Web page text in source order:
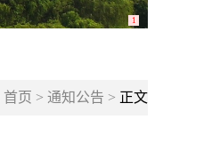
1
首页 > 通知公告 > 正文